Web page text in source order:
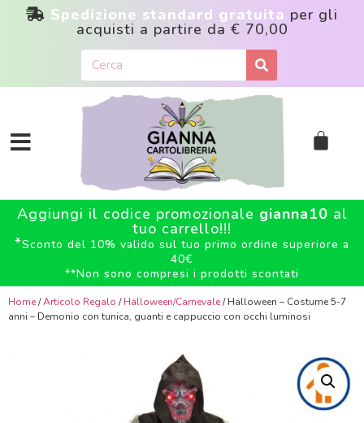
Spedizione standard gratuita per gli
acquisti a partire da € 70,00
Aggiungi il codice promozionale gianna10 al
tuo carrello!!!
*Sconto del 10% valido sul tuo primo ordine superiore a
40€
**Non sono compresi i prodotti scontati
Home/Articolo Regalo /Halloween/Carnevale/ Halloween – Costume 5-7
anni – Demonio con tunica, guanti e cappuccio con occhi luminosi